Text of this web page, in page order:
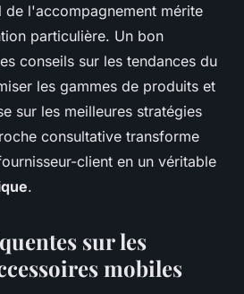
de l'accompagnement mérite
particulière. Un bon
conseils sur les tendances du
les gammes de produits et
sur les meilleures stratégies
consultative transforme
client en un véritable
.
sur les
mobiles